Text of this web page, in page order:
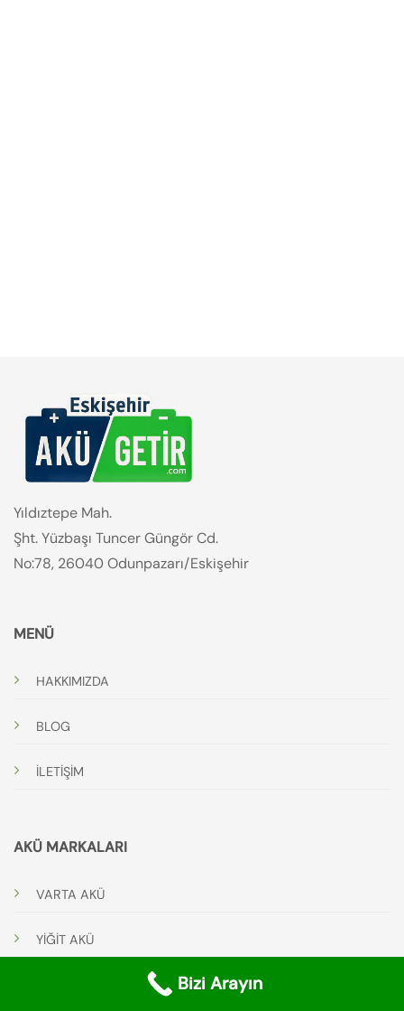
Yıldıztepe Mah.
Şht. Yüzbaşı Tuncer Güngör Cd.
No:78, 26040 Odunpazarı/Eskişehir
MENÜ
HAKKIMIZDA
BLOG
İLETİŞİM
AKÜ MARKALARI
VARTA AKÜ
YİĞİT AKÜ
Bizi Arayın